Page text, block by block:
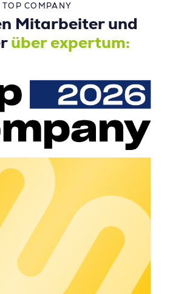
COMPANY
Mitarbeiter und
über expertum: